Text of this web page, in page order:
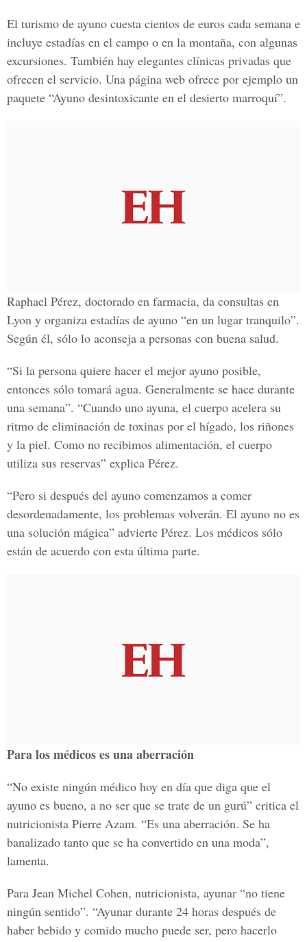
El turismo de ayuno cuesta cientos de euros cada semana e
incluye estadías en el campo o en la montaña, con algunas
excursiones. También hay elegantes clínicas privadas que
ofrecen el servicio. Una página web ofrece por ejemplo un
paquete “Ayuno desintoxicante en el desierto marroquí”.
Raphael Pérez, doctorado en farmacia, da consultas en
Lyon y organiza estadías de ayuno “en un lugar tranquilo”.
Según él, sólo lo aconseja a personas con buena salud.
“Si la persona quiere hacer el mejor ayuno posible,
entonces sólo tomará agua. Generalmente se hace durante
una semana”. “Cuando uno ayuna, el cuerpo acelera su
ritmo de eliminación de toxinas por el hígado, los riñones
y la piel. Como no recibimos alimentación, el cuerpo
utiliza sus reservas” explica Pérez.
“Pero si después del ayuno comenzamos a comer
desordenadamente, los problemas volverán. El ayuno no es
una solución mágica” advierte Pérez. Los médicos sólo
están de acuerdo con esta última parte.
Para los médicos es una aberración
“No existe ningún médico hoy en día que diga que el
ayuno es bueno, a no ser que se trate de un gurú” critica el
nutricionista Pierre Azam. “Es una aberración. Se ha
banalizado tanto que se ha convertido en una moda”,
lamenta.
Para Jean Michel Cohen, nutricionista, ayunar “no tiene
ningún sentido”. “Ayunar durante 24 horas después de
haber bebido y comido mucho puede ser, pero hacerlo